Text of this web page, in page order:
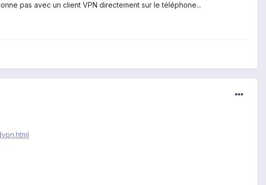
pas avec un client VPN directement sur le téléphone...